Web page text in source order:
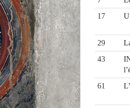
17
29
43
61